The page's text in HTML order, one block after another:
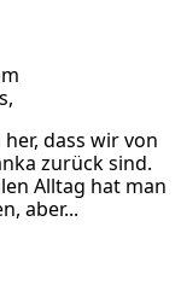
dass wir von
zurück sind.
Alltag hat man
aber...